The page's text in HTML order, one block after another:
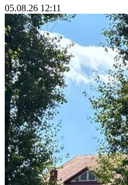
05.08.26 12:11